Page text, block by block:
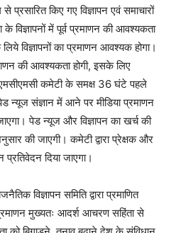
किए गए विज्ञापन एवं समाचारों
विज्ञापनों में पूर्व प्रमाणन की आवश्यकता
विज्ञापनों का प्रमाणन आवश्यक होगा।
की आवश्यकता होगी, इसके लिए
एमसीएमसी कमेटी के समक्ष 36 घंटे पहले
न्यूज संज्ञान में आने पर मीडिया प्रमाणन
जाएगा। पेड न्यूज और विज्ञापन का खर्च की
की जाएगी। कमेटी द्वारा प्रेक्षक और
प्रतिवेदन दिया जाएगा।
विज्ञापन समिति द्वारा प्रमाणित
मुख्यतः आदर्श आचरण सहिंता से